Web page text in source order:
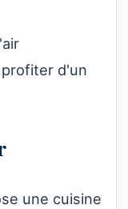
d'un
une cuisine